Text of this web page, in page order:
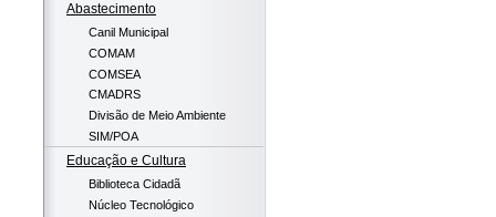
Abastecimento
Canil Municipal
COMAM
COMSEA
CMADRS
Divisão de Meio Ambiente
SIM/POA
Educação e Cultura
Biblioteca Cidadã
Núcleo Tecnológico